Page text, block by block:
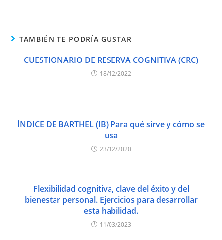
TAMBIÉN TE PODRÍA GUSTAR
CUESTIONARIO DE RESERVA COGNITIVA (CRC)
18/12/2022
ÍNDICE DE BARTHEL (IB) Para qué sirve y cómo se
usa
23/12/2020
Flexibilidad cognitiva, clave del éxito y del
bienestar personal. Ejercicios para desarrollar
esta habilidad.
11/03/2023